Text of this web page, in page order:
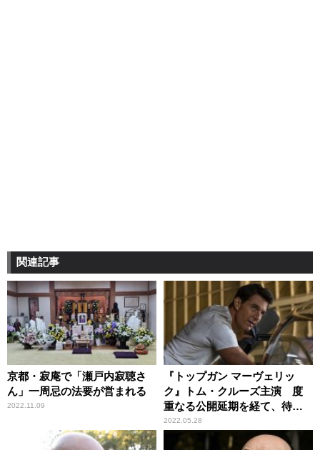
関連記事
京都・寂庵で「瀬戸内寂聴さ
ん」一周忌の法要が営まれる
2022.11.09
『トップガン マーヴェリッ
ク』トム・クルーズ主演 度
重なる公開延期を経て、待望
のスクリーンへ
2022.05.28